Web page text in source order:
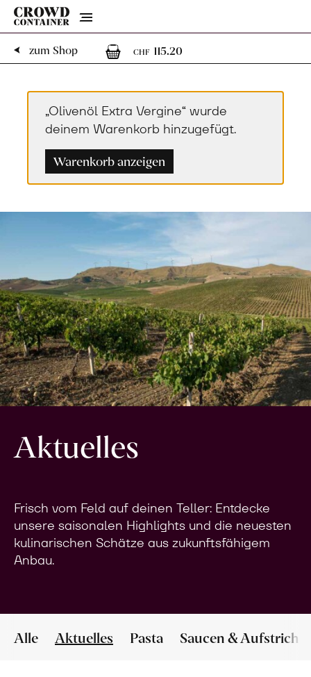
Menu
zum Shop
CHF 115.20
„Olivenöl Extra Vergine“ wurde
deinem Warenkorb hinzugefügt.
Warenkorb anzeigen
Aktuelles
Frisch vom Feld auf deinen Teller: Entdecke
unsere saisonalen Highlights und die neuesten
kulinarischen Schätze aus zukunftsfähigem
Anbau.
Alle Aktuelles Pasta Saucen & Aufstriche